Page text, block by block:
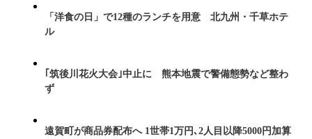
「洋食の日」で12種のランチを用意 北九州・千草ホテ
ル
｢筑後川花火大会｣中止に 熊本地震で警備態勢など整わ
ず
遠賀町が商品券配布へ 1世帯1万円､2人目以降5000円加算